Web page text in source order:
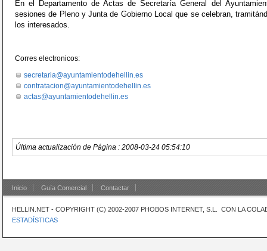
En el Departamento de Actas de Secretaría General del
sesiones de Pleno y Junta de Gobierno Local que se celebran,
los interesados.
Corres electronicos:
secretaria@ayuntamientodehellin.es
contratacion@ayuntamientodehellin.es
actas@ayuntamientodehellin.es
Última actualización de Página : 2008-03-24 05:54:10
Inicio Guía Comercial Contactar
HELLIN.NET - COPYRIGHT (C) 2002-2007 PHOBOS INTERNET, S.L. CON LA
ESTADÍSTICAS